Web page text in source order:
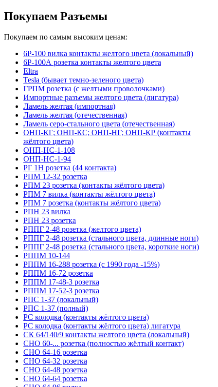
Покупаем Разъемы
Покупаем по самым высоким ценам:
6Р-100 вилка контакты желтого цвета (локальный)
6Р-100А розетка контакты желтого цвета
Eltra
Tesla (бывает темно-зеленого цвета)
ГРПМ розетка (с желтыми проволочками)
Импортные разъемы желтого цвета (лигатура)
Ламель желтая (импортная)
Ламель желтая (отечественная)
Ламель серо-стального цвета (отечественная)
ОНП-КГ; ОНП-КС; ОНП-НГ; ОНП-КР (контакты
жёлтого цвета)
ОНП-НС-1-108
ОНП-НС-1-94
РГ 1Н розетка (44 контакта)
РПМ 12-32 розетка
РПМ 23 розетка (контакты жёлтого цвета)
РПМ 7 вилка (контакты жёлтого цвета)
РПМ 7 розетка (контакты жёлтого цвета)
РПН 23 вилка
РПН 23 розетка
РППГ 2-48 розетка (желтого цвета)
РППГ 2-48 розетка (стального цвета, длинные ноги)
РППГ 2-48 розетка (стального цвета, короткие ноги)
РППМ 10-144
РППМ 16-288 розетка (с 1990 года -15%)
РППМ 16-72 розетка
РППМ 17-48-3 розетка
РППМ 17-52-3 розетка
РПС 1-37 (локальный)
РПС 1-37 (полный)
РС колодка (контакты жёлтого цвета)
РС колодка (контакты жёлтого цвета) лигатура
СК 64/140/9 контакты желтого цвета (локальный)
СНО 60-... розетка (полностью жёлтый контакт)
СНО 64-16 розетка
СНО 64-32 розетка
СНО 64-48 розетка
СНО 64-64 розетка